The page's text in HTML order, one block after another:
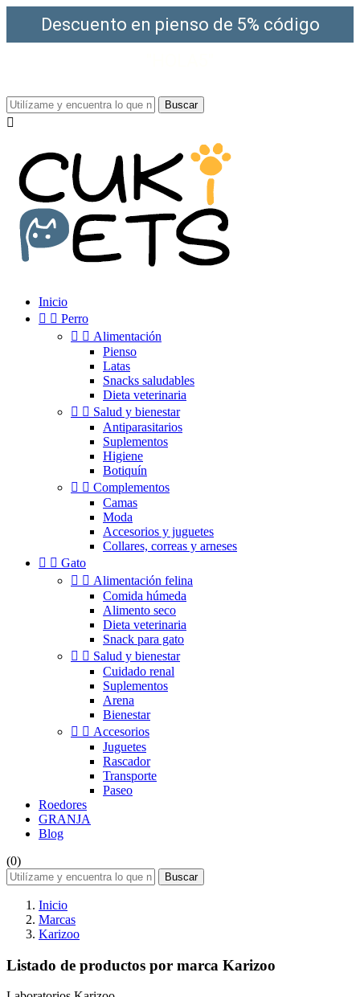
Descuento en pienso de 5% código
Buscar

Inicio
  Perro
  Alimentación
Pienso
Latas
Snacks saludables
Dieta veterinaria
  Salud y bienestar
Antiparasitarios
Suplementos
Higiene
Botiquín
  Complementos
Camas
Moda
Accesorios y juguetes
Collares, correas y arneses
  Gato
  Alimentación felina
Comida húmeda
Alimento seco
Dieta veterinaria
Snack para gato
  Salud y bienestar
Cuidado renal
Suplementos
Arena
Bienestar
  Accesorios
Juguetes
Rascador
Transporte
Paseo
Roedores
GRANJA
Blog
(0)
Buscar
Inicio
Marcas
Karizoo
Listado de productos por marca Karizoo